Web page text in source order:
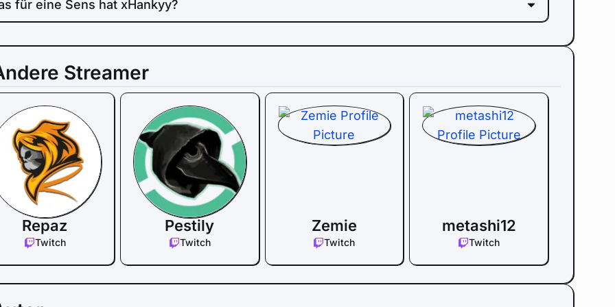
für eine Sens hat xHankyy?
Streamer
Repaz
Twitch
Pestily
Twitch
Zemie
Twitch
metashi12
Twitch